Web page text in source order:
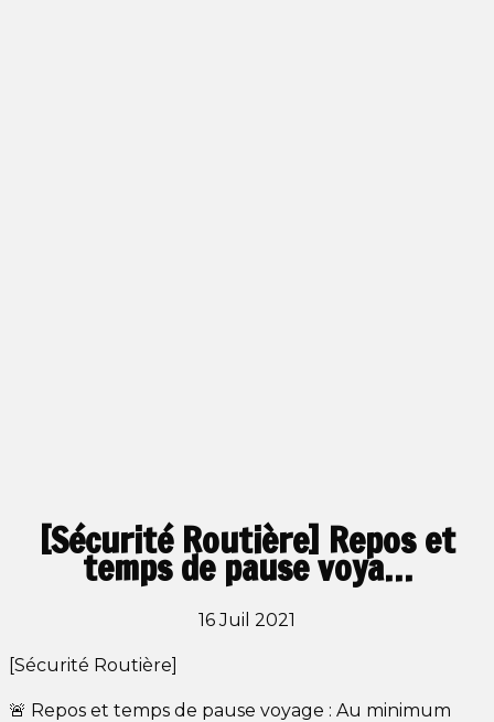
[Sécurité Routière] Repos et
temps de pause voya…
16 Juil 2021
[Sécurité Routière]
🚨 Repos et temps de pause voyage : Au minimum